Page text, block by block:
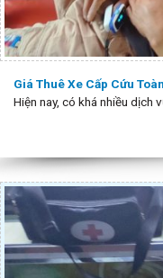
Giá Thuê Xe Cấp Cứu
Hiện nay, có khá nhiều dịch